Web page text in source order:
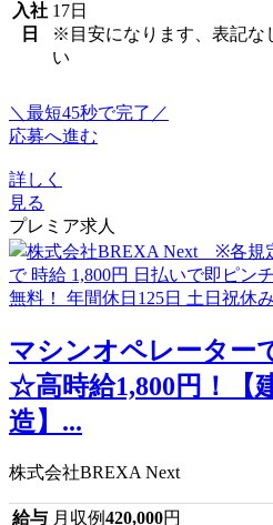
入社
日
17日
※目安になります、表記な
い
＼最短45秒で完了／
応募へ進む
詳しく
見る
プレミア求人
マシンオペレーター
☆高時給1,800円！【
造】...
株式会社BREXA Next
給与 月収例420,000円